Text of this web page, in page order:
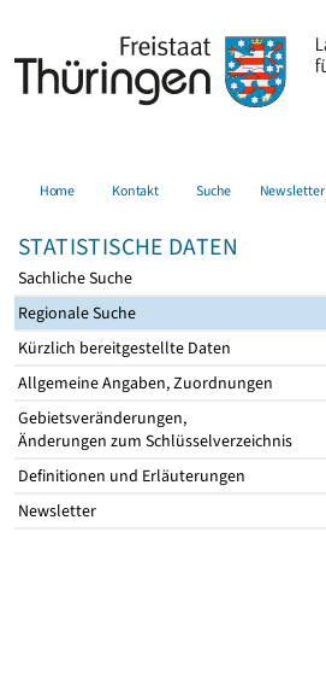
Home Kontakt Suche Newsletter
STATISTISCHE DATEN
Sachliche Suche
Regionale Suche
Kürzlich bereitgestellte Daten
Allgemeine Angaben, Zuordnungen
Gebietsveränderungen,
Änderungen zum Schlüsselverzeichnis
Definitionen und Erläuterungen
Newsletter